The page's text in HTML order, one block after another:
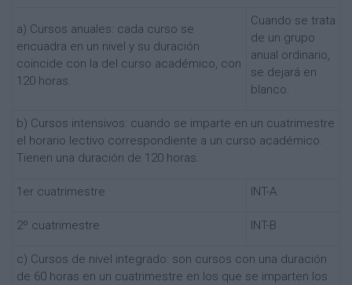
a) Cursos anuales: cada curso se
encuadra en un nivel y su duración
coincide con la del curso académico, con
120 horas.
Cuando se trata
de un grupo
anual ordinario,
se dejará en
blanco.
b) Cursos intensivos: cuando se imparte en un cuatrimestre
el horario lectivo correspondiente a un curso académico.
Tienen una duración de 120 horas.
1er cuatrimestre INT-A
2º cuatrimestre INT-B
c) Cursos de nivel integrado: son cursos con una duración
de 60 horas en un cuatrimestre en los que se imparten los